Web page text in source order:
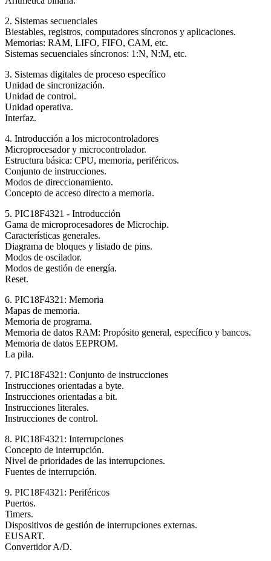
2. Sistemas secuenciales
Biestables, registros, computadores síncronos y aplicaciones.
Memorias: RAM, LIFO, FIFO, CAM, etc.
Sistemas secuenciales síncronos: 1:N, N:M, etc.
3. Sistemas digitales de proceso específico
Unidad de sincronización.
Unidad de control.
Unidad operativa.
Interfaz.
4. Introducción a los microcontroladores
Microprocesador y microcontrolador.
Estructura básica: CPU, memoria, periféricos.
Conjunto de instrucciones.
Modos de direccionamiento.
Concepto de acceso directo a memoria.
5. PIC18F4321 - Introducción
Gama de microprocesadores de Microchip.
Características generales.
Diagrama de bloques y listado de pins.
Modos de oscilador.
Modos de gestión de energía.
Reset.
6. PIC18F4321: Memoria
Mapas de memoria.
Memoria de programa.
Memoria de datos RAM: Propósito general, específico y bancos.
Memoria de datos EEPROM.
La pila.
7. PIC18F4321: Conjunto de instrucciones
Instrucciones orientadas a byte.
Instrucciones orientadas a bit.
Instrucciones literales.
Instrucciones de control.
8. PIC18F4321: Interrupciones
Concepto de interrupción.
Nivel de prioridades de las interrupciones.
Fuentes de interrupción.
9. PIC18F4321: Periféricos
Puertos.
Timers.
Dispositivos de gestión de interrupciones externas.
EUSART.
Convertidor A/D.